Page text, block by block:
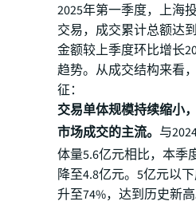
2025年第一季度，上海
交易，成交累计总额达
金额较上季度环比增长
趋势。从成交结构来看
征：
交易单体规模持续缩小
市场成交的主流。 与
体量5.6亿元相比，本季
降至4.8亿元。5亿元以
升至74%，达到历史新高